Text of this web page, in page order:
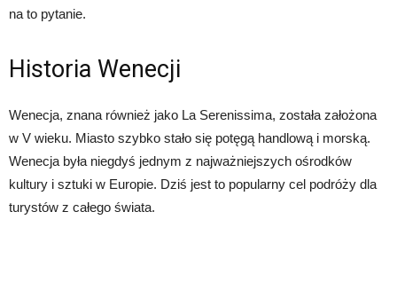
na to pytanie.
Historia Wenecji
Wenecja, znana również jako La Serenissima, została założona
w V wieku. Miasto szybko stało się potęgą handlową i morską.
Wenecja była niegdyś jednym z najważniejszych ośrodków
kultury i sztuki w Europie. Dziś jest to popularny cel podróży dla
turystów z całego świata.